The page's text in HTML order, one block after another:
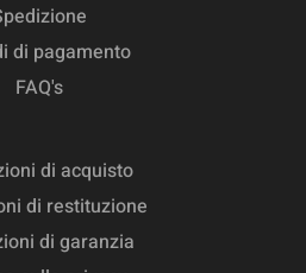
di pagamento
FAQ's
di acquisto
di restituzione
di garanzia